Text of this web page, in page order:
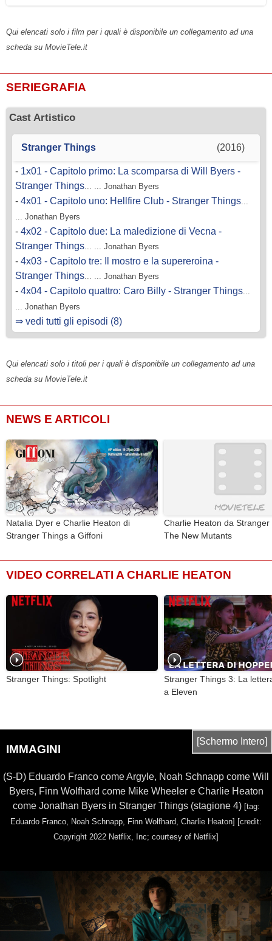
Qui elencati solo i film per i quali è disponibile un collegamento ad una
scheda su MovieTele.it
SERIEGRAFIA
Cast Artistico
Stranger Things (2016)
- 1x01 - Capitolo primo: La scomparsa di Will Byers -
Stranger Things ... ... Jonathan Byers
- 4x01 - Capitolo uno: Hellfire Club - Stranger Things
... Jonathan Byers
- 4x02 - Capitolo due: La maledizione di Vecna -
Stranger Things ... ... Jonathan Byers
- 4x03 - Capitolo tre: Il mostro e la supereroina -
Stranger Things ... ... Jonathan Byers
- 4x04 - Capitolo quattro: Caro Billy - Stranger Things
... Jonathan Byers
⇒ vedi tutti gli episodi (8)
Qui elencati solo i titoli per i quali è disponibile un collegamento ad una
scheda su MovieTele.it
NEWS E ARTICOLI
Natalia Dyer e Charlie Heaton di
Stranger Things a Giffoni
Charlie Heaton da Stranger
The New Mutants
VIDEO CORRELATI A CHARLIE HEATON
Stranger Things: Spotlight
Stranger Things 3: La
a Eleven
IMMAGINI
[Schermo Intero]
(S-D) Eduardo Franco come Argyle, Noah Schnapp come Will
Byers, Finn Wolfhard come Mike Wheeler e Charlie Heaton
come Jonathan Byers in Stranger Things (stagione 4) [tag:
Eduardo Franco, Noah Schnapp, Finn Wolfhard, Charlie Heaton] [credit:
Copyright 2022 Netflix, Inc; courtesy of Netflix]